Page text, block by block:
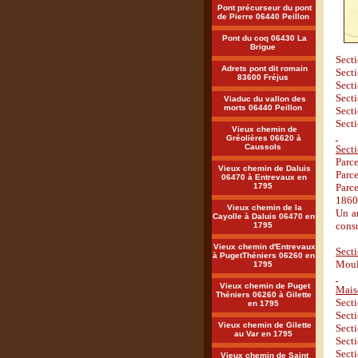
Pont précurseur du pont
de Pierre 06440 Peillon
Pont du coq 06430 La
Brigue
Adrets pont dit romain
83600 Fréjus
Viaduc du vallon des
morts 06440 Peillon
Vieux chemin de
Gréolières 06620 à
Caussols
Vieux chemin de Daluis
06470 à Entrevaux en
1795
Vieux chemin de la
Cayolle à Daluis 06470 en
1795
Vieux chemin d'Entrevaux
à PugetThéniers 06260 en
1795
Vieux chemin de Puget
Théniers 06260 à Gilette
en 1795
Vieux chemin de Gilette
au Var en 1795
Vieux chemin de Saint
Un